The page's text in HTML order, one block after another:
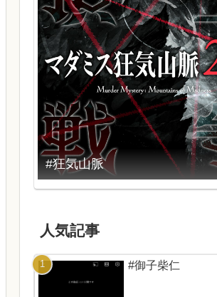
#狂気山脈
人気記事
#御子柴仁